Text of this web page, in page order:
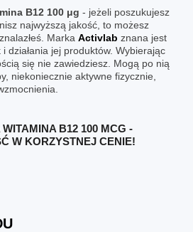
B12 100 μg - jeżeli poszukujesz
najwyższą jakość, to możesz
Marka Activlab znana jest
i działania jej produktów. Wybierając
się nie zawiedziesz. Mogą po nią
niekoniecznie aktywne fizycznie,
B12 100 MCG -
W KORZYSTNEJ CENIE!